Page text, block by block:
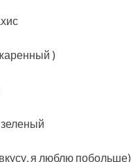
)
я люблю побольше)